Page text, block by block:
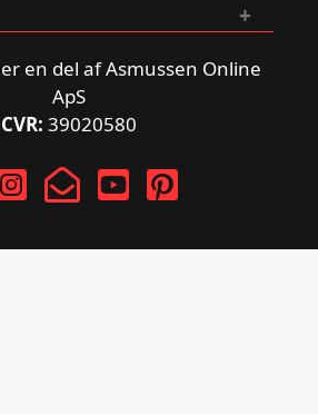
en del af Asmussen Online
ApS
CVR: 39020580